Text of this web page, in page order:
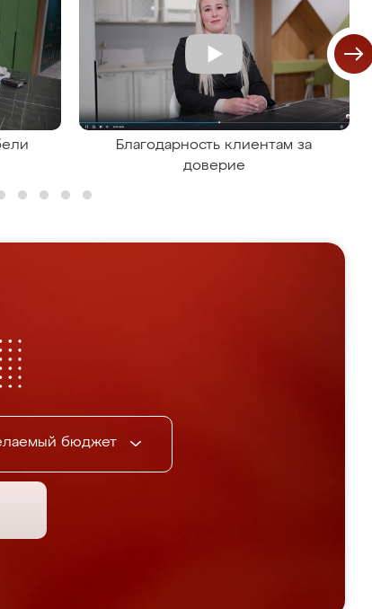
Благодарность клиентам за
доверие
бюджет